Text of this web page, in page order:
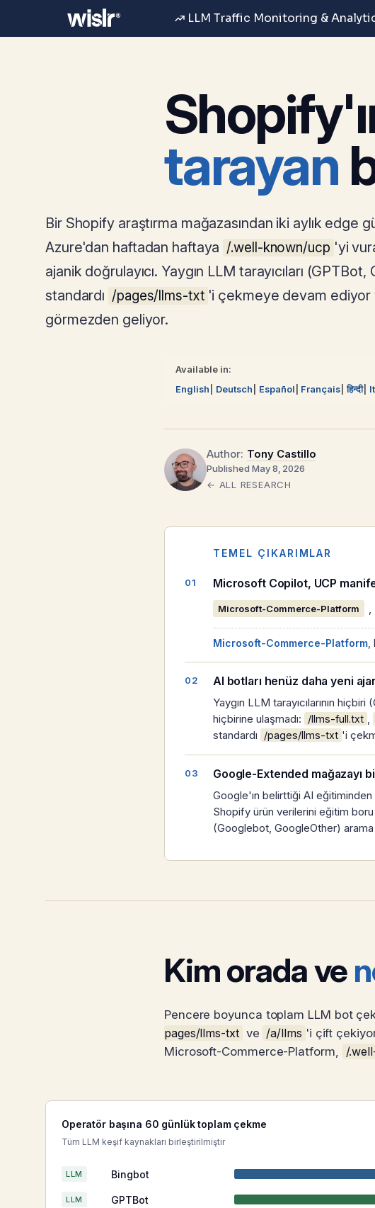
LLM Traffic Monitoring &
tarayan
Bir Shopify araştırma mağazasından iki aylık
Azure'dan haftadan haftaya /.well-known/ucp 'yi
ajanik doğrulayıcı. Yaygın LLM tarayıcıları
standardı /pages/llms-txt 'i çekmeye devam ediyor
görmezden geliyor.
Available in:
English
Deutsch Español Français हिन्दी
Author: Tony Castillo
Published May 8, 2026
← ALL RESEARCH
TEMEL ÇIKARIMLAR
Microsoft Copilot, UCP
Microsoft-Commerce-Platform ,
Microsoft-Commerce-Platform
AI botları henüz daha yeni
Yaygın LLM tarayıcılarının
hiçbirine ulaşmadı:
/llms-full.txt ,
standardı
/pages/llms-txt 'i
Google-Extended mağazayı
Google'ın belirttiği AI
Shopify ürün verilerini eğitim boru
(Googlebot, GoogleOther) arama
Kim orada ve
Pencere boyunca toplam LLM bot
pages/llms-txt ve /a/llms 'i çift
Microsoft-Commerce-Platform, /
Operatör başına 60 günlük toplam çekme
Tüm LLM keşif kaynakları birleştirilmiştir
Bingbot
LLM
GPTBot
LLM